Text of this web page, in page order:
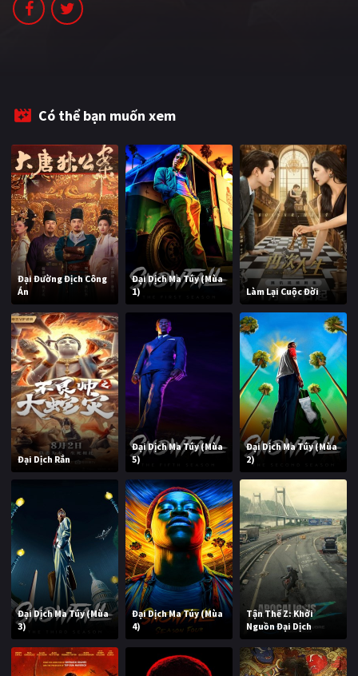
TUYỂN TẬP PHIM
Có thể bạn muốn xem
Đại Đường Địch Công
Án
Đại Dịch Ma Túy (Mùa
1)
Làm Lại Cuộc Đời
Đại Dịch Rắn
Đại Dịch Ma Túy (Mùa
5)
Đại Dịch Ma Túy (Mùa
2)
Đại Dịch Ma Túy (Mùa
3)
Đại Dịch Ma Túy (Mùa
4)
Tận Thế Z: Khởi
Nguồn Đại Dịch